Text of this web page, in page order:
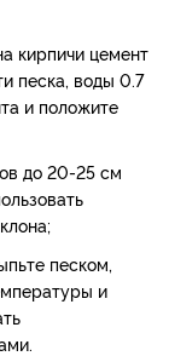
кирпичи цемент
песка, воды 0.7
и положите
до 20-25 см
песком,
и